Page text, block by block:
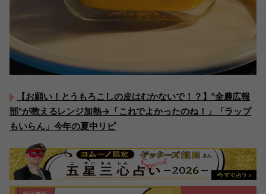
【お願い！とうもろこしの皮はむかないで！？】"全農広報
部"が教えるレンジ加熱→「これでよかったのね！」「ラップ
もいらん」今年の夏中リピ